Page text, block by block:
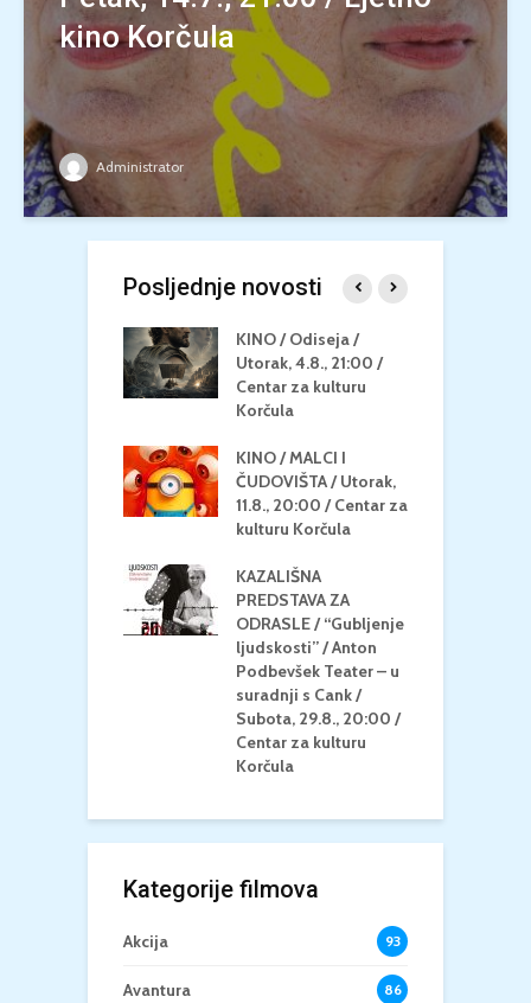
kino Korčula
Administrator
Posljednje novosti
KINO / Odiseja /
Utorak, 4.8., 21:00 /
Centar za kulturu
Korčula
KINO / MALCI I
ČUDOVIŠTA / Utorak,
11.8., 20:00 / Centar za
kulturu Korčula
KAZALIŠNA
PREDSTAVA ZA
ODRASLE / “Gubljenje
ljudskosti” / Anton
Podbevšek Teater – u
suradnji s Cank /
Subota, 29.8., 20:00 /
Centar za kulturu
Korčula
Kategorije filmova
Akcija 93
Avantura 86